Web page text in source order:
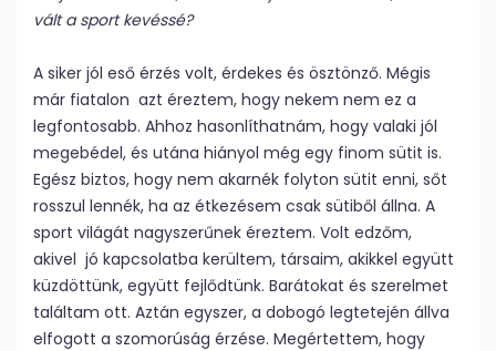
vált a sport kevéssé?
A siker jól eső érzés volt, érdekes és ösztönző. Mégis
már fiatalon azt éreztem, hogy nekem nem ez a
legfontosabb. Ahhoz hasonlíthatnám, hogy valaki jól
megebédel, és utána hiányol még egy finom sütit is.
Egész biztos, hogy nem akarnék folyton sütit enni, sőt
rosszul lennék, ha az étkezésem csak sütiből állna. A
sport világát nagyszerűnek éreztem. Volt edzőm,
akivel jó kapcsolatba kerültem, társaim, akikkel együtt
küzdöttünk, együtt fejlődtünk. Barátokat és szerelmet
találtam ott. Aztán egyszer, a dobogó legtetején állva
elfogott a szomorúság érzése. Megértettem, hogy